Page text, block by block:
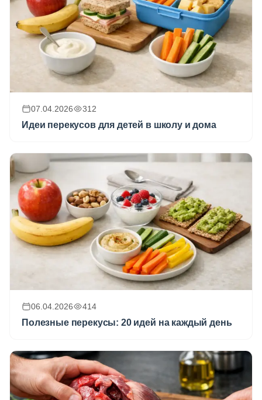
07.04.2026 312
Идеи перекусов для детей в школу и дома
06.04.2026 414
Полезные перекусы: 20 идей на каждый день